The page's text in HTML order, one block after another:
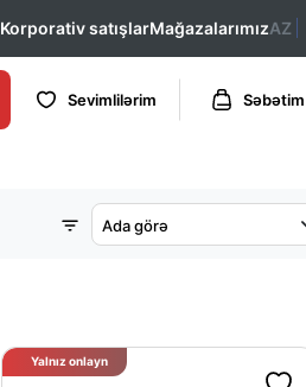
Korporativ satışlarMağazalarımızAZ
Sevimlilərim Səbətim
Ada görə
Yalnız onlayn